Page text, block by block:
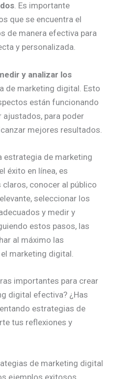
. Es importante
que se encuentra el
de manera efectiva para
y personalizada.
y analizar los
de marketing digital. Esto
están funcionando
ajustados, para poder
mejores resultados.
estrategia de marketing
éxito en línea, es
conocer al público
seleccionar los
y medir y
estos pasos, las
al máximo las
marketing digital.
importantes para crear
digital efectiva? ¿Has
estrategias de
tus reflexiones y
de marketing digital